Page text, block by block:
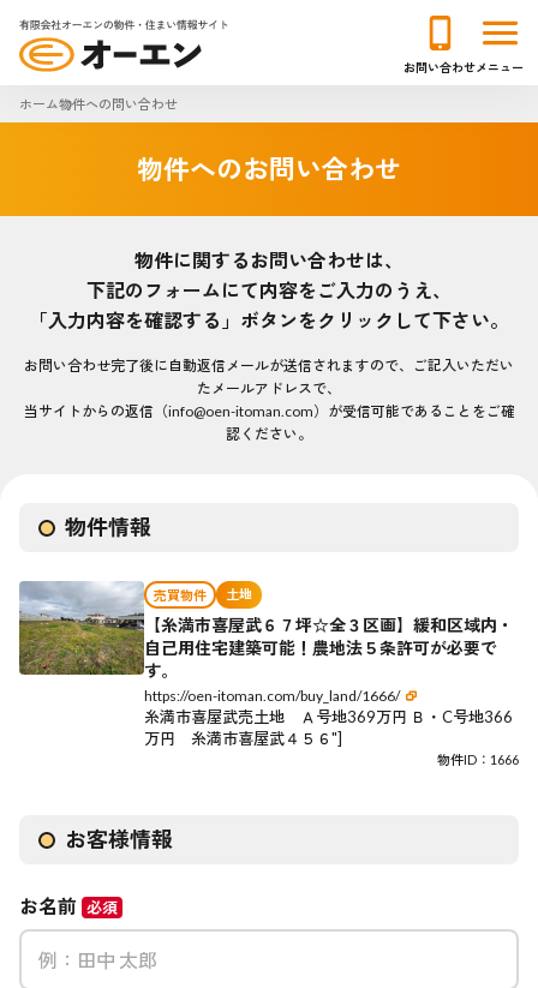
お問い合わせメニュー
ホーム物件への問い合わせ
物件へのお問い合わせ
物件に関するお問い合わせは、
下記のフォームにて内容をご入力のうえ、
「入力内容を確認する」ボタンをクリックして下さい。
お問い合わせ完了後に自動返信メールが送信されますので、ご記入いただい
たメールアドレスで、
当サイトからの返信（info@oen-itoman.com）が受信可能であることをご確
認ください。
物件情報
売買物件 土地
物件ID： 1666
【糸満市喜屋武６７坪☆全３区画】緩和区域内・
自己用住宅建築可能！農地法５条許可が必要で
す。
https://oen-itoman.com/buy_land/1666/
糸満市喜屋武売土地 Ａ号地369万円 Ｂ・C号地366
万円 糸満市喜屋武４５６"]
お客様情報
お名前 必須